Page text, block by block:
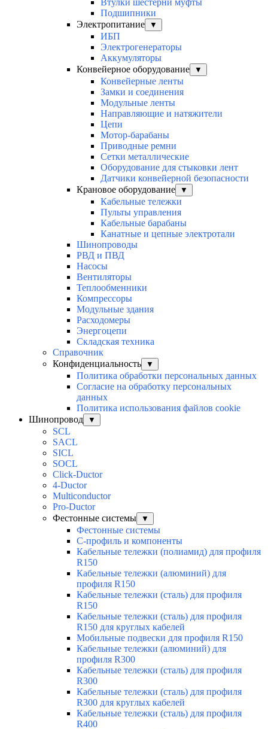
Втулки шестерни муфты
Подшипники
Электропитание
▼
ИБП
Электрогенераторы
Аккумуляторы
Конвейерное оборудование
▼
Конвейерные ленты
Замки и соединения
Модульные ленты
Направляющие и натяжители
Цепи
Мотор-барабаны
Приводные ремни
Сетки металлические
Оборудование для стыковки лент
Датчики конвейерной безопасности
Крановое оборудование
▼
Кабельные тележки
Пульты управления
Кабельные барабаны
Канатные и цепные электротали
Шинопроводы
РВД и ПВД
Насосы
Вентиляторы
Теплообменники
Компрессоры
Модульные здания
Расходомеры
Энергоцепи
Складская техника
Справочник
Конфиденциальность
▼
Политика обработки персональных данных
Согласие на обработку персональных
данных
Политика использования файлов cookie
Шинопровод
▼
SCL
SACL
SICL
SOCL
Click-Ductor
4-Ductor
Multiconductor
Pro-Ductor
Фестонные системы
▼
Фестонные системы
С-профиль и компоненты
Кабельные тележки (полиамид) для профиля
R150
Кабельные тележки (алюминий) для
профиля R150
Кабельные тележки (сталь) для профиля
R150
Кабельные тележки (сталь) для профиля
R150 для круглых кабелей
Мобильные подвески для профиля R150
Кабельные тележки (алюминий) для
профиля R300
Кабельные тележки (сталь) для профиля
R300
Кабельные тележки (сталь) для профиля
R300 для круглых кабелей
Кабельные тележки (сталь) для профиля
R400